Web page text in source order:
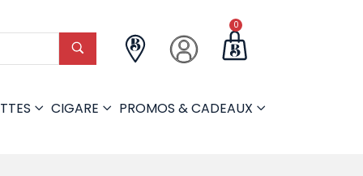
0
CIGARE PROMOS & CADEAUX